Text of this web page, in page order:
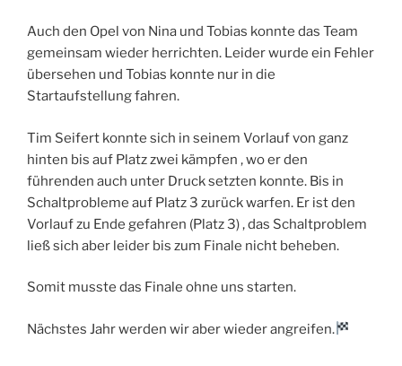
Auch den Opel von Nina und Tobias konnte das Team
gemeinsam wieder herrichten. Leider wurde ein Fehler
übersehen und Tobias konnte nur in die
Startaufstellung fahren.
Tim Seifert konnte sich in seinem Vorlauf von ganz
hinten bis auf Platz zwei kämpfen , wo er den
führenden auch unter Druck setzten konnte. Bis in
Schaltprobleme auf Platz 3 zurück warfen. Er ist den
Vorlauf zu Ende gefahren (Platz 3) , das Schaltproblem
ließ sich aber leider bis zum Finale nicht beheben.
Somit musste das Finale ohne uns starten.
Nächstes Jahr werden wir aber wieder angreifen.